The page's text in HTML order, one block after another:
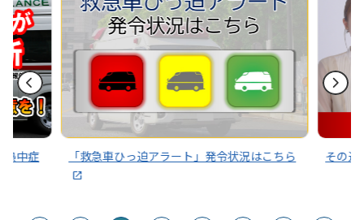
中症 「救急車ひっ迫アラート」発令状況はこちら その通